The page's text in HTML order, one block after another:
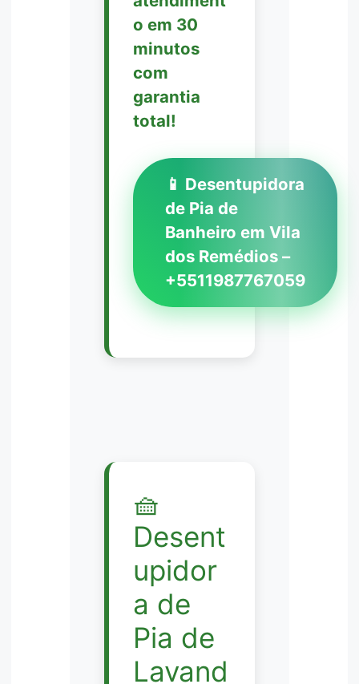
o em 30
minutos
com
garantia
total!
📱 Desentupidora
de Pia de
Banheiro em Vila
dos Remédios –
+5511987767059
🧺
Desent
upidor
a de
Pia de
Lavand